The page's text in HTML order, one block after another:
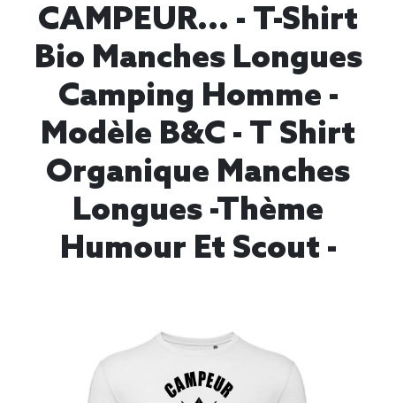
CAMPEUR... - T-Shirt
Bio Manches Longues
Camping Homme -
Modèle B&C - T Shirt
Organique Manches
Longues -thème
Humour Et Scout -